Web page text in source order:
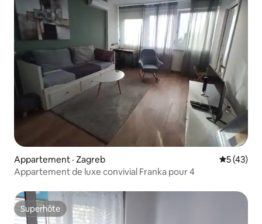
Appartement · Zagreb Note
5 (43)
Appartement de luxe convivial Franka pour 4
Superhôte
Superhôte